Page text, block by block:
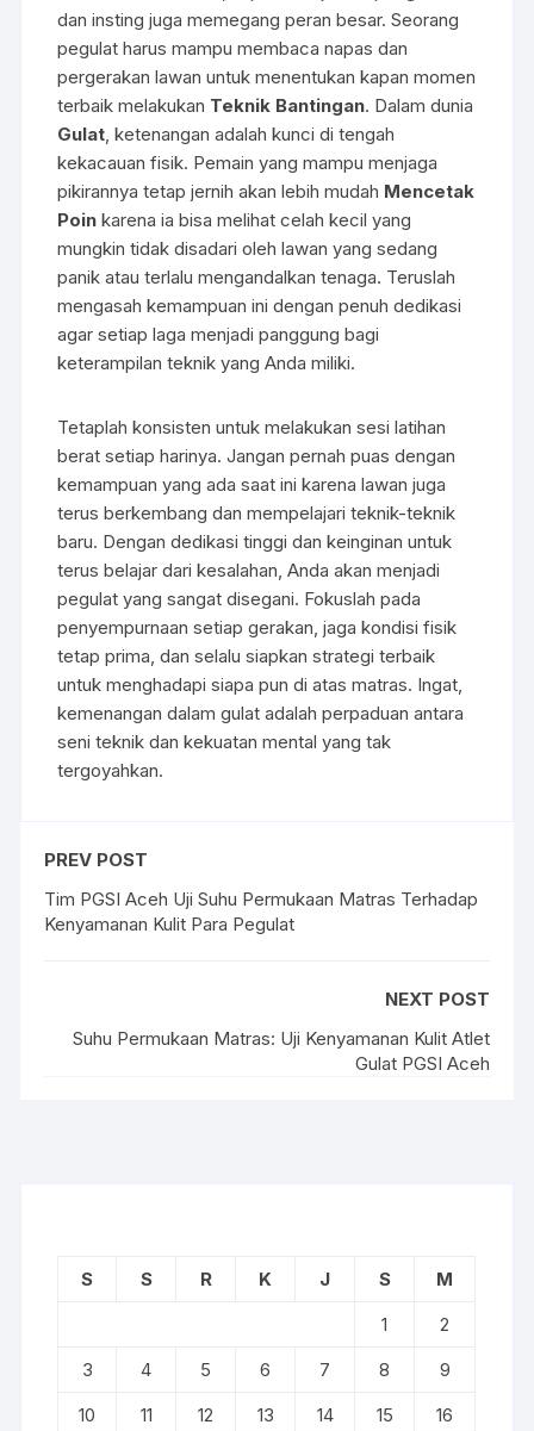
dan insting juga memegang peran besar. Seorang
pegulat harus mampu membaca napas dan
pergerakan lawan untuk menentukan kapan momen
terbaik melakukan Teknik Bantingan. Dalam dunia
Gulat, ketenangan adalah kunci di tengah
kekacauan fisik. Pemain yang mampu menjaga
pikirannya tetap jernih akan lebih mudah Mencetak
Poin karena ia bisa melihat celah kecil yang
mungkin tidak disadari oleh lawan yang sedang
panik atau terlalu mengandalkan tenaga. Teruslah
mengasah kemampuan ini dengan penuh dedikasi
agar setiap laga menjadi panggung bagi
keterampilan teknik yang Anda miliki.
Tetaplah konsisten untuk melakukan sesi latihan
berat setiap harinya. Jangan pernah puas dengan
kemampuan yang ada saat ini karena lawan juga
terus berkembang dan mempelajari teknik-teknik
baru. Dengan dedikasi tinggi dan keinginan untuk
terus belajar dari kesalahan, Anda akan menjadi
pegulat yang sangat disegani. Fokuslah pada
penyempurnaan setiap gerakan, jaga kondisi fisik
tetap prima, dan selalu siapkan strategi terbaik
untuk menghadapi siapa pun di atas matras. Ingat,
kemenangan dalam gulat adalah perpaduan antara
seni teknik dan kekuatan mental yang tak
tergoyahkan.
PREV POST
Tim PGSI Aceh Uji Suhu Permukaan Matras Terhadap
Kenyamanan Kulit Para Pegulat
NEXT POST
Suhu Permukaan Matras: Uji Kenyamanan Kulit Atlet
Gulat PGSI Aceh
S S R K J S
M
1
2
3
4 5 6 7 8
9
10
11 12 13 14 15
16